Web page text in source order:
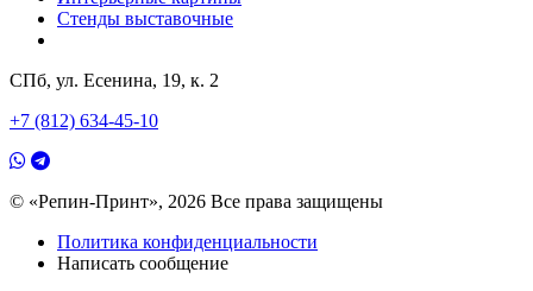
Стенды выставочные
СПб, ул. Есенина, 19, к. 2
+7 (812) 634-45-10
© «Репин-Принт», 2026 Все права защищены
Политика конфиденциальности
Написать сообщение